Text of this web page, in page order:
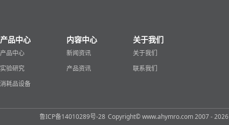
产品中心
产品中心
实验研究
消耗品设备
内容中心
新闻资讯
产品资讯
关于我们
关于我们
联系我们
鲁ICP备14010289号-28 Copyright© www.ahymro.com 2007 - 2026